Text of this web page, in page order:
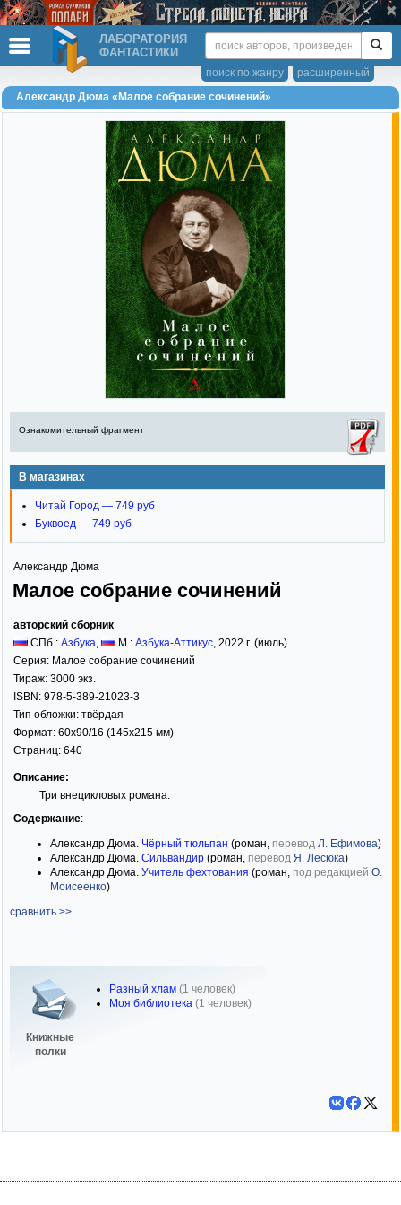
ЛАБОРАТОРИЯ
ФАНТАСТИКИ
расширенный
поиск по жанру
Александр Дюма «Малое собрание сочинений»
Ознакомительный фрагмент
В магазинах
Читай Город — 749 руб
Буквоед — 749 руб
Александр Дюма
Малое собрание сочинений
авторский сборник
СПб.: Азбука, М.: Азбука-Аттикус, 2022 г. (июль)
Серия: Малое собрание сочинений
Тираж: 3000 экз.
ISBN: 978-5-389-21023-3
Тип обложки: твёрдая
Формат: 60x90/16 (145x215 мм)
Страниц: 640
Описание:
Три внецикловых романа.
Содержание:
Александр Дюма. Чёрный тюльпан (роман, перевод Л. Ефимова)
Александр Дюма. Сильвандир (роман, перевод Я. Лесюка)
Александр Дюма. Учитель фехтования (роман, под редакцией О.
Моисеенко)
сравнить >>
Книжные
полки
Разный хлам (1 человек)
Моя библиотека (1 человек)